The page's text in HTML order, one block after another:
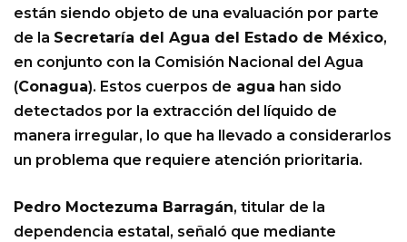
están siendo objeto de una evaluación por parte
de la Secretaría del Agua del Estado de México,
en conjunto con la Comisión Nacional del Agua
(Conagua). Estos cuerpos de agua han sido
detectados por la extracción del líquido de
manera irregular, lo que ha llevado a considerarlos
un problema que requiere atención prioritaria.
Pedro Moctezuma Barragán, titular de la
dependencia estatal, señaló que mediante